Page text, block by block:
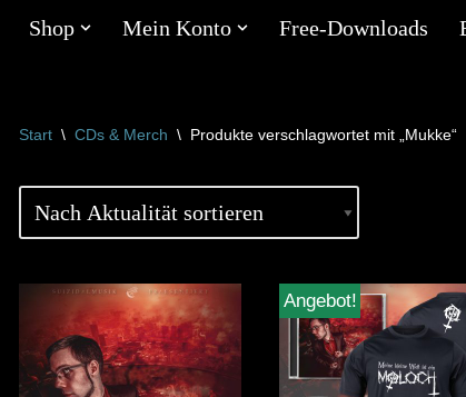
Shop Mein Konto Free-Downloads
Start \ CDs & Merch \ Produkte verschlagwortet mit „Mukke“
Angebot!